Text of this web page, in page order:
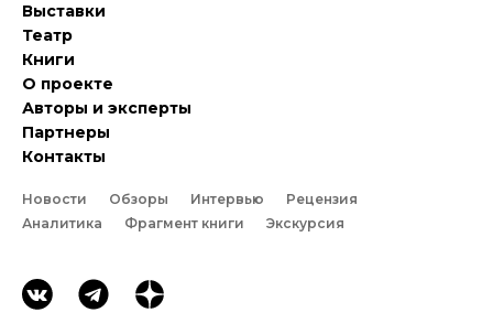
Выставки
Театр
Книги
О проекте
Авторы и эксперты
Партнеры
Контакты
Новости Обзоры Интервью
Рецензия
Аналитика
Фрагмент книги Экскурсия